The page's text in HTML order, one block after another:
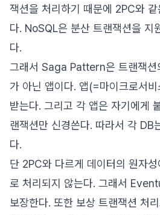
잭션을 처리하기 때문에 2PC와
다. NoSQL은 분산 트랜잭션을 지
다.
그래서 Saga Pattern은 트랜잭션
가 아닌 앱이다. 앱(=마이크로서
받는다. 그리고 각 앱은 자기에게
랜잭션만 신경쓴다. 따라서 각 DB
다.
단 2PC와 다르게 데이터의 원자
로 처리되지 않는다. 그래서
보장한다. 또한 보상 트랜잭션 처